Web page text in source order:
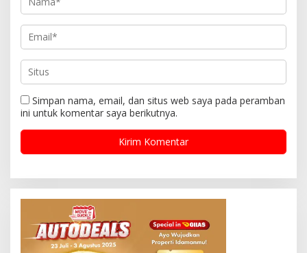
Simpan nama, email, dan situs web saya pada peramban
ini untuk komentar saya berikutnya.